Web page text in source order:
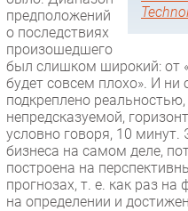
предположений
о последствиях
произошедшего
был слишком широкий: от
будет совсем плохо». И ни
подкреплено
непредсказуемой,
условно говоря, 10 минут.
бизнеса на самом деле,
построена на
прогнозах, т. е. как раз
на определении и